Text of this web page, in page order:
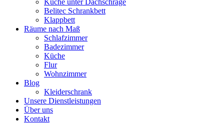
Küche unter Dachschräge
Belitec Schrankbett
Klappbett
Räume nach Maß
Schlafzimmer
Badezimmer
Küche
Flur
Wohnzimmer
Blog
Kleiderschrank
Unsere Dienstleistungen
Über uns
Kontakt